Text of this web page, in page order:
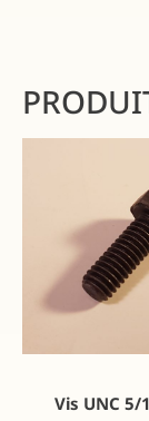
Vis UNC 5/